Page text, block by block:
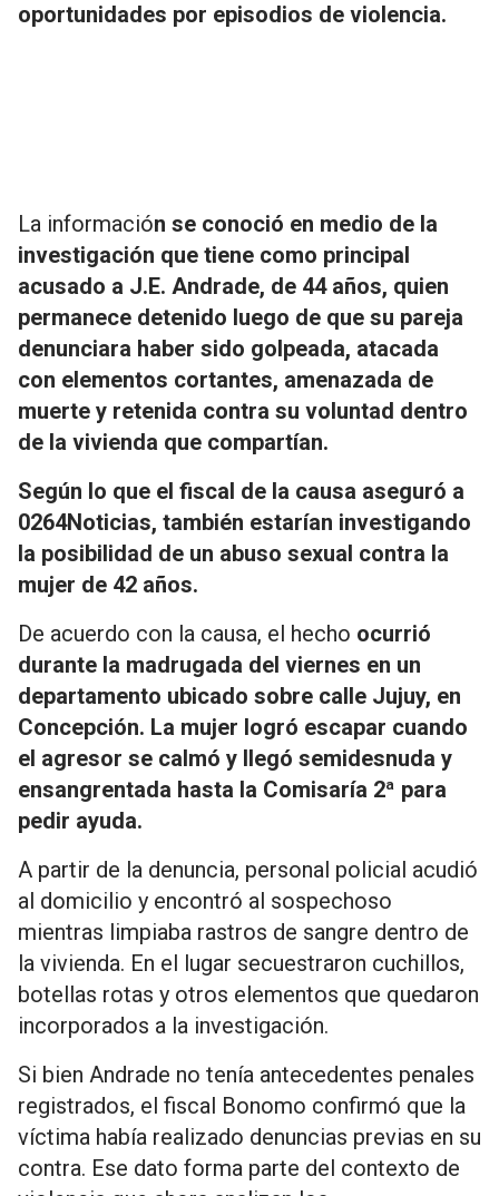
oportunidades por episodios de violencia.
La información se conoció en medio de la
investigación que tiene como principal
acusado a J.E. Andrade, de 44 años, quien
permanece detenido luego de que su pareja
denunciara haber sido golpeada, atacada
con elementos cortantes, amenazada de
muerte y retenida contra su voluntad dentro
de la vivienda que compartían.
Según lo que el fiscal de la causa aseguró a
0264Noticias, también estarían investigando
la posibilidad de un abuso sexual contra la
mujer de 42 años.
De acuerdo con la causa, el hecho ocurrió
durante la madrugada del viernes en un
departamento ubicado sobre calle Jujuy, en
Concepción. La mujer logró escapar cuando
el agresor se calmó y llegó semidesnuda y
ensangrentada hasta la Comisaría 2ª para
pedir ayuda.
A partir de la denuncia, personal policial acudió
al domicilio y encontró al sospechoso
mientras limpiaba rastros de sangre dentro de
la vivienda. En el lugar secuestraron cuchillos,
botellas rotas y otros elementos que quedaron
incorporados a la investigación.
Si bien Andrade no tenía antecedentes penales
registrados, el fiscal Bonomo confirmó que la
víctima había realizado denuncias previas en su
contra. Ese dato forma parte del contexto de